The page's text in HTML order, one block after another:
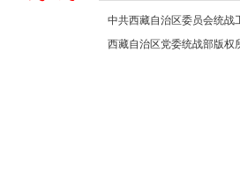
中共西藏自治区委员会统
西藏自治区党委统战部版